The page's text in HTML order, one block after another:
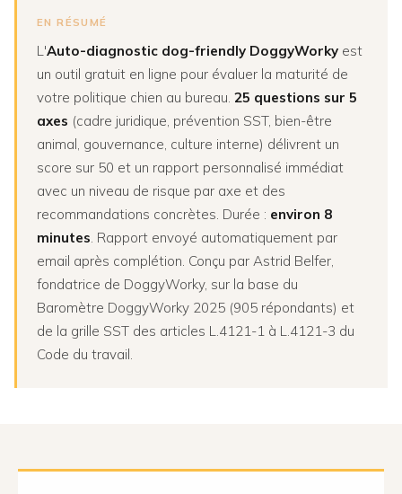
EN RÉSUMÉ
L'Auto-diagnostic dog-friendly DoggyWorky est
un outil gratuit en ligne pour évaluer la maturité de
votre politique chien au bureau. 25 questions sur 5
axes (cadre juridique, prévention SST, bien-être
animal, gouvernance, culture interne) délivrent un
score sur 50 et un rapport personnalisé immédiat
avec un niveau de risque par axe et des
recommandations concrètes. Durée : environ 8
minutes. Rapport envoyé automatiquement par
email après complétion. Conçu par Astrid Belfer,
fondatrice de DoggyWorky, sur la base du
Baromètre DoggyWorky 2025 (905 répondants) et
de la grille SST des articles L.4121-1 à L.4121-3 du
Code du travail.